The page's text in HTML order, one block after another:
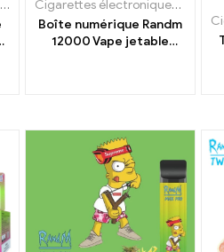
jetables
électroniques jetables
Kit de démarrage pour cigarette électronique ,E-cigarette
Cigarettes électroniques jetables
Boîte numérique Randm
12000 Vape jetable